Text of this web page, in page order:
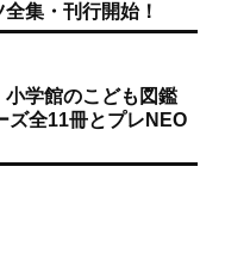
集・刊行開始！
小学館のこども図鑑
ズ全11冊とプレNEO